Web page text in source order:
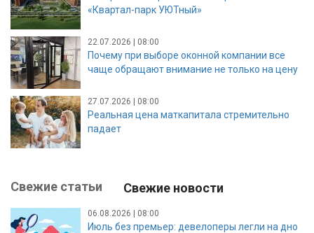
«Квартал-парк УЮТный»
22.07.2026 | 08:00
Почему при выборе оконной компании все
чаще обращают внимание не только на цену
27.07.2026 | 08:00
Реальная цена маткапитала стремительно
падает
Свежие статьи Свежие новости
06.08.2026 | 08:00
Июль без премьер: девелоперы легли на дно